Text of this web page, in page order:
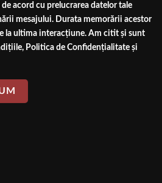
acord cu prelucrarea datelor tale
mesajului. Durata memorării acestor
la ultima interacțiune. Am citit și sunt
, Politica de Confidențialitate și